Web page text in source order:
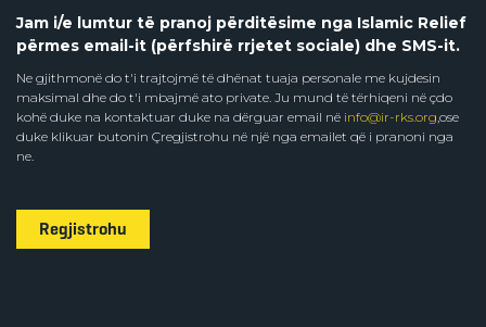
Jam i/e lumtur të pranoj përditësime nga Islamic Relief
përmes email-it (përfshirë rrjetet sociale) dhe SMS-it.
Ne gjithmonë do t'i trajtojmë të dhënat tuaja personale me kujdesin
maksimal dhe do t'i mbajmë ato private. Ju mund të tërhiqeni në çdo
kohë duke na kontaktuar duke na dërguar email në info@ir-rks.org,ose
duke klikuar butonin Çregjistrohu në një nga emailet që i pranoni nga
ne.
Regjistrohu